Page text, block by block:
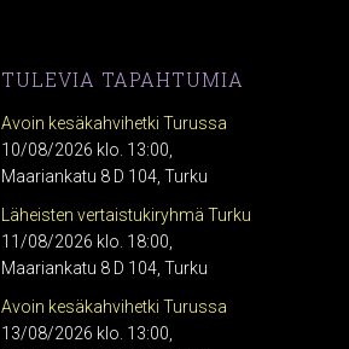
TULEVIA TAPAHTUMIA
Avoin kesäkahvihetki Turussa
10/08/2026 klo. 13:00,
Maariankatu 8 D 104, Turku
Läheisten vertaistukiryhmä Turku
11/08/2026 klo. 18:00,
Maariankatu 8 D 104, Turku
Avoin kesäkahvihetki Turussa
13/08/2026 klo. 13:00,